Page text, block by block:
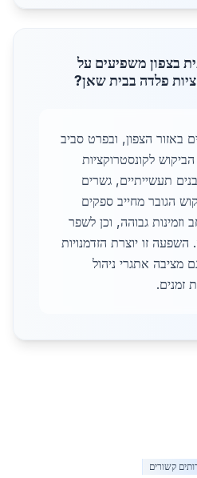
בצפון משפיעים על
פלדה בבית שאן?
באזור הצפון, ובפרט סביב
לקונסטרוקציות
תעשייתיים, גשרים
הגובר מחייב ספקים
גבוהה, וכן לשפר
השפעה זו יוצרת הזדמנויות
מציבה אתגרי ניהול
זמנים.
קשורים